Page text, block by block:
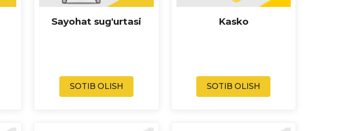
Sayohat sug'urtasi
SOTIB OLISH
Kasko
SOTIB OLISH